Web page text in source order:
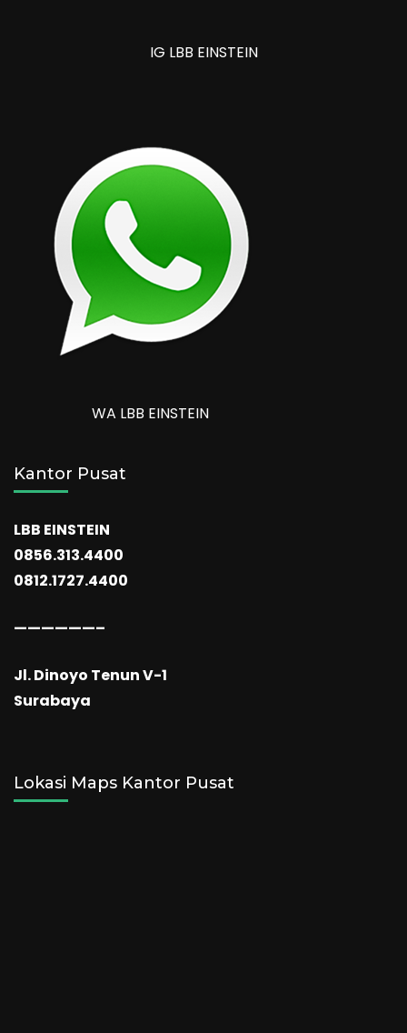
IG LBB EINSTEIN
WA LBB EINSTEIN
Kantor Pusat
LBB EINSTEIN
0856.313.4400
0812.1727.4400
——————–
Jl. Dinoyo Tenun V-1
Surabaya
Lokasi Maps Kantor Pusat